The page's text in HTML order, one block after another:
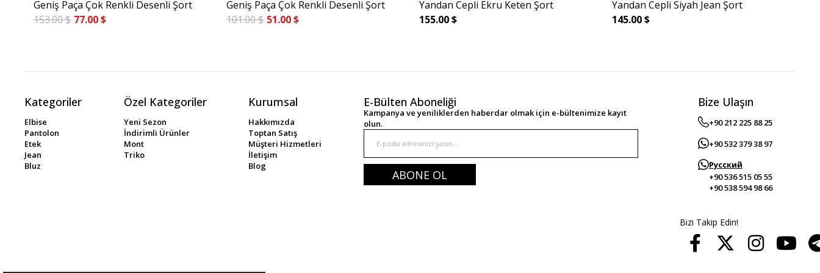
Geniş Paça Çok Renkli Desenli Şort
77.00 $
153.00 $
Geniş Paça Çok Renkli Desenli Şort
51.00 $
101.00 $
Yandan Cepli Ekru Keten Şort
155.00 $
Yandan Cepli Siyah Jean Şort
145.00 $
Kategoriler
Elbise
Pantolon
Etek
Jean
Bluz
Özel Kategoriler
Yeni Sezon
İndirimli Ürünler
Mont
Triko
Kurumsal
Hakkımızda
Toptan Satış
Müşteri Hizmetleri
İletişim
Blog
E-Bülten Aboneliği
Kampanya ve yeniliklerden haberdar olmak için e-bültenimize kayıt
olun.
ABONE OL
Bize Ulaşın
+90 212 225 88 25
+90 532 379 38 97
Русский
+90 536 515 05 55
+90 538 594 98 66
Bizi Takip Edin!